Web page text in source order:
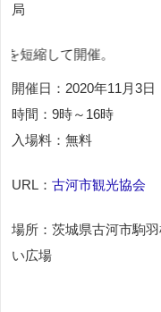
局
開催日：2020年11月3日
時間：9時～16時
入場料：無料
URL： 古河市観光協会
場所：茨城県古河市駒
い広場